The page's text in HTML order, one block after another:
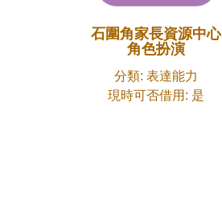
石圍角家長資源中心
角色扮演
分類: 表達能力
現時可否借用: 是